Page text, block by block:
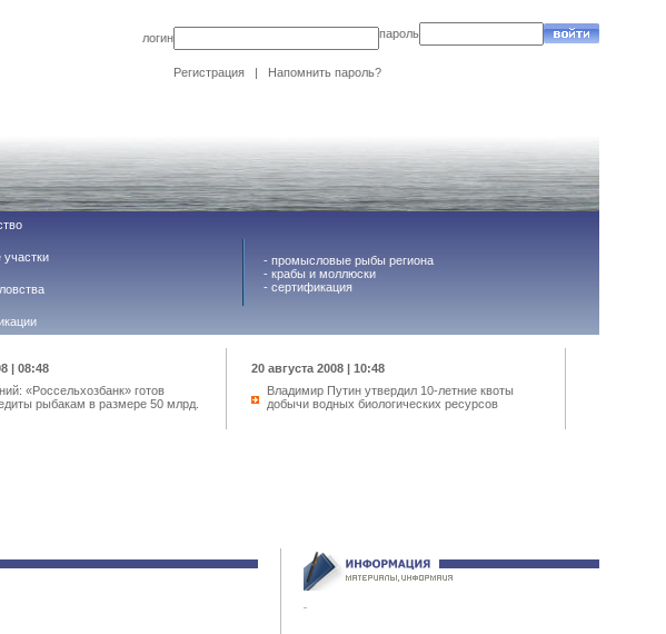
логин пароль
Регистрация | Напомнить пароль?
участки - промысловые рыбы региона
- крабы и моллюски
- сертификация
| 08:48
«Россельхозбанк» готов
рыбакам в размере 50 млрд.
20 августа 2008 | 10:48
Владимир Путин утвердил 10-летние квоты
добычи водных биологических ресурсов